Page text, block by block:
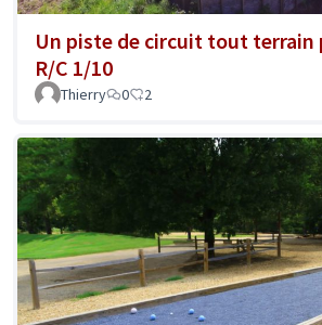
Un piste de circuit tout terrain
R/C 1/10
Thierry 0 2